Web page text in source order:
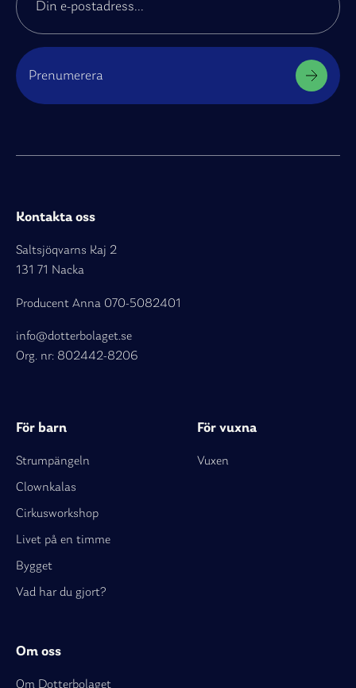
Prenumerera
Kontakta oss
Saltsjöqvarns Kaj 2
131 71 Nacka
Producent Anna 070-5082401
info@dotterbolaget.se
Org. nr: 802442-8206
För barn
Strumpängeln
Clownkalas
Cirkusworkshop
Livet på en timme
Bygget
Vad har du gjort?
För vuxna
Vuxen
Om oss
Om Dotterbolaget